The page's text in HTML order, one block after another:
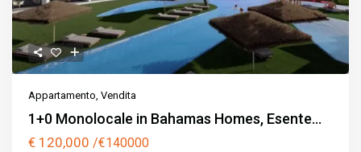
Appartamento,Vendita
1+0 Monolocale in Bahamas Homes, Esente...
€ 120,000/€140000